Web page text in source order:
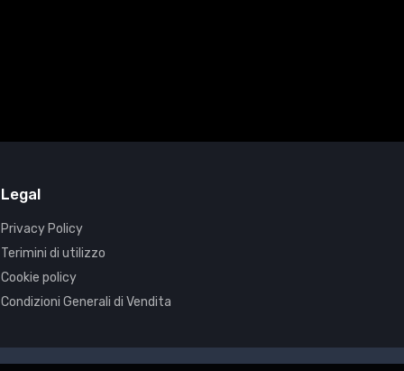
Legal
Privacy Policy
Terimini di utilizzo
Cookie policy
Condizioni Generali di Vendita